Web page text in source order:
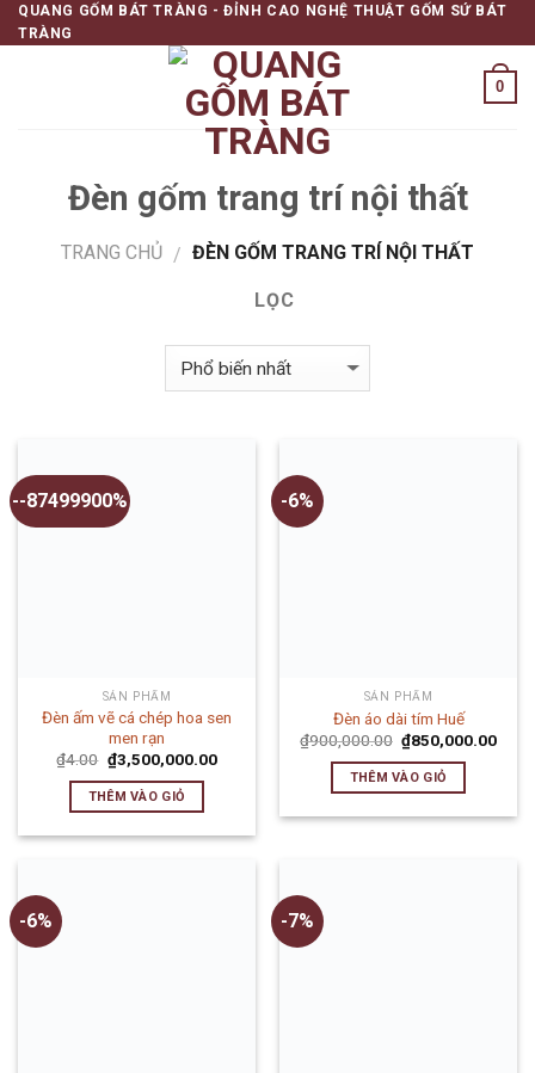
Skip
to
QUANG GỐM BÁT TRÀNG - ĐỈNH CAO NGHỆ THUẬT GỐM SỨ BÁT
TRÀNG
0
Đèn gốm trang trí nội thất
TRANG CHỦ / ĐÈN GỐM TRANG TRÍ NỘI THẤT
LỌC
--87499900%
SẢN PHẨM
Đèn ấm vẽ cá chép hoa sen
men rạn
₫4.00 ₫3,500,000.00
THÊM VÀO GIỎ
-6%
SẢN PHẨM
Đèn áo dài tím Huế
₫900,000.00 ₫850,000.00
THÊM VÀO GIỎ
-6% -7%